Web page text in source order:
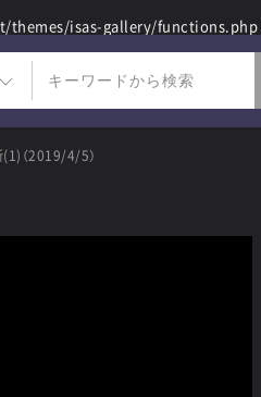
themes/isas-gallery/functions.php
（2019/4/5）